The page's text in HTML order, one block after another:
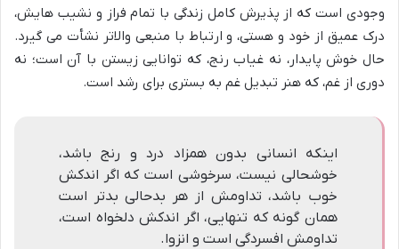
وجودی است که از پذیرش کامل زندگی با تمام فراز و نشیب هایش،
درک عمیق از خود و هستی، و ارتباط با منبعی والاتر نشأت می گیرد.
حال خوش پایدار، نه غیاب رنج، که توانایی زیستن با آن است؛ نه
دوری از غم، که هنر تبدیل غم به بستری برای رشد است.
اینکه انسانی بدون همزاد درد و رنج باشد،
خوشحالی نیست، سرخوشی است که اگر اندکش
خوب باشد، تداومش از هر بدحالی بدتر است
همان گونه که تنهایی، اگر اندکش دلخواه است،
تداومش افسردگی است و انزوا.